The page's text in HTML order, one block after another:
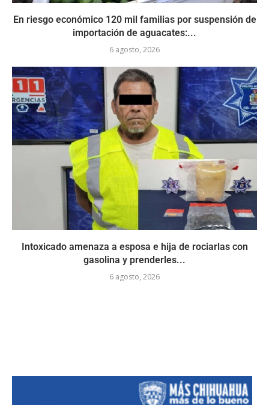
En riesgo económico 120 mil familias por suspensión de
importación de aguacates:...
6 agosto, 2026
Intoxicado amenaza a esposa e hija de rociarlas con
gasolina y prenderles...
6 agosto, 2026